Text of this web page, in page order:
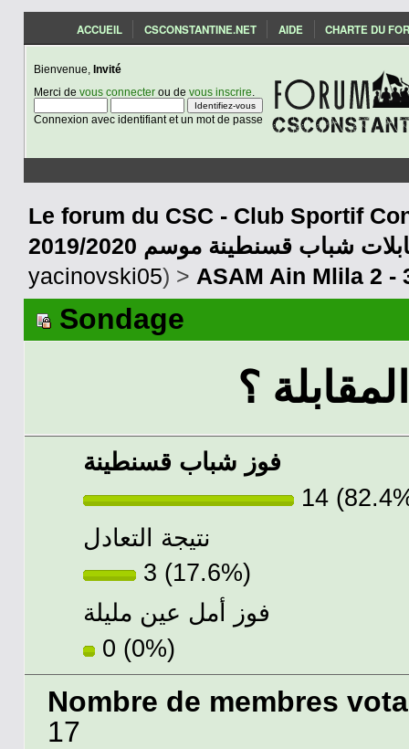
ACCUEIL CSCONSTANTINE.NET AIDE CHARTE DU
Bienvenue, Invité
Merci de vous connecterou de vous inscrire
Connexion avec identifiant et un mot de passe
Le forum du CSC - Club Sportif
2020 مقابلات شباب قسنطينة موسم
yacinovski05) > ASAM Ain Mlila 2 -
Sondage
؟
فوز شباب قسنطينة
14
نتيجة التعادل
3 (17.6%)
فوز أمل عين مليلة
0 (0%)
Nombre de membres
17